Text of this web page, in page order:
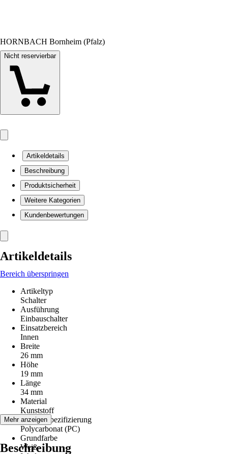
HORNBACH Bornheim (Pfalz)
Nicht reservierbar
Artikeldetails
Beschreibung
Produktsicherheit
Weitere Kategorien
Kundenbewertungen
Artikeldetails
Bereich überspringen
Artikeltyp
Schalter
Ausführung
Einbauschalter
Einsatzbereich
Innen
Breite
26 mm
Höhe
19 mm
Länge
34 mm
Material
Kunststoff
Materialspezifizierung
Polycarbonat (PC)
Grundfarbe
Weiß
Mehr anzeigen
Beschreibung